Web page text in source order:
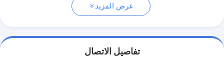
عرض المزيد
تفاصيل الاتصال